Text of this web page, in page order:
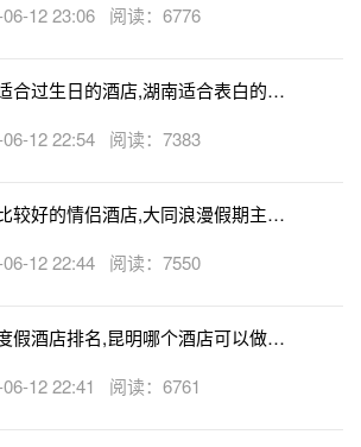
06-12 23:06 阅读：6776
合过生日的酒店,湖南适合表白的酒
06-12 22:54 阅读：7383
较好的情侣酒店,大同浪漫假期主题
06-12 22:44 阅读：7550
假酒店排名,昆明哪个酒店可以做求
06-12 22:41 阅读：6761